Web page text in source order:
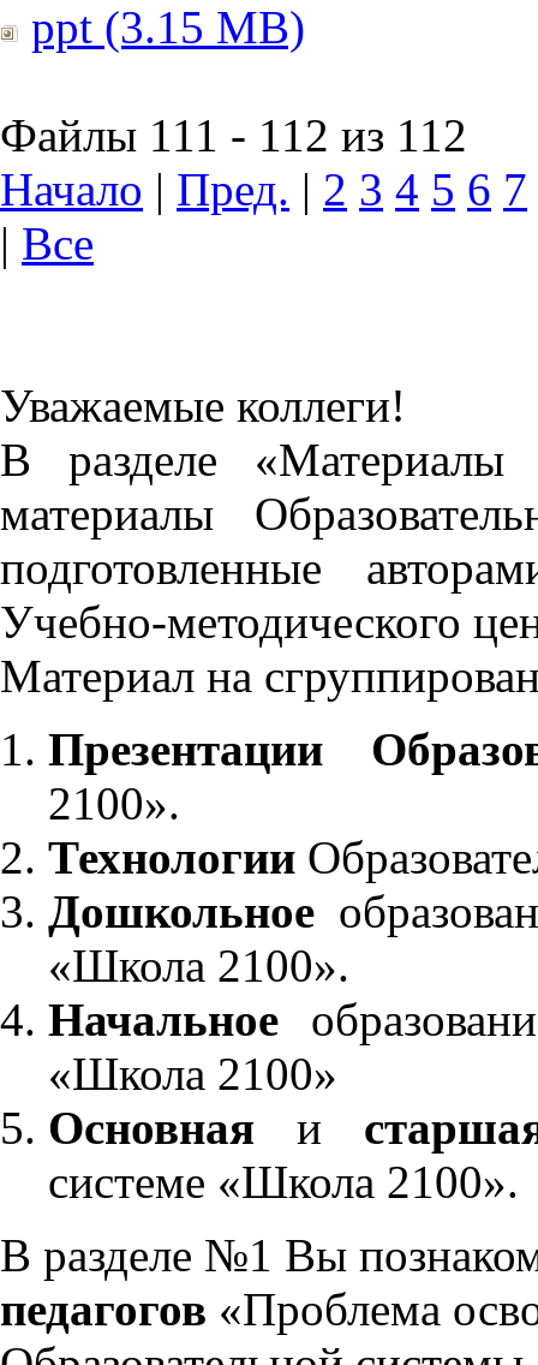
ppt (3.15 MB)
Файлы 111 - 112 из 112
Начало | Пред. | 2 3 4 5 6 7
| Все
Уважаемые коллеги!
В разделе «Материалы
материалы
подготовленные
Учебно-методического
Материал на
Презентации
2100».
Технологии
Дошкольное
«Школа 2100».
Начальное
«Школа 2100»
Основнаяи
системе «Школа 2100».
В разделе №1 Вы
педагогов «Проблема